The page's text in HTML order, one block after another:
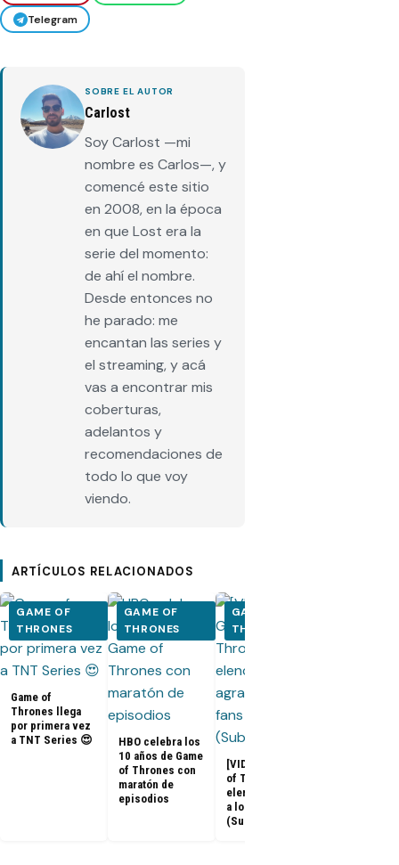
Telegram
SOBRE EL AUTOR
Carlost
Soy Carlost —mi
nombre es Carlos—, y
comencé este sitio
en 2008, en la época
en que Lost era la
serie del momento:
de ahí el nombre.
Desde entonces no
he parado: me
encantan las series y
el streaming, y acá
vas a encontrar mis
coberturas,
adelantos y
recomendaciones de
todo lo que voy
viendo.
ARTÍCULOS RELACIONADOS
GAME OF
THRONES
Game of
Thrones llega
por primera vez
a TNT Series 😍
GAME OF
THRONES
HBO celebra los
10 años de Game
of Thrones con
maratón de
episodios
GAME OF
THRONES
[VIDEOS] Game
of Thrones: El
elenco agradece
a los fans
(Subtitulado)